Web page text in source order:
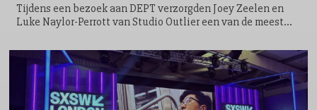
Tijdens een bezoek aan DEPT verzorgden Joey Zeelen en
Luke Naylor-Perrott van Studio Outlier een van de meest
Outlier onderzoekt hoe cultuur verandert en wat dat
betekent voor merken. Hun presentatie ging niet over de
nieuwste technologie of een nieuwe marketingtrend. De
centrale vraag was veel fundamenteler: waarom voelt
zoveel cultuur tegenwoordig hetzelfde?